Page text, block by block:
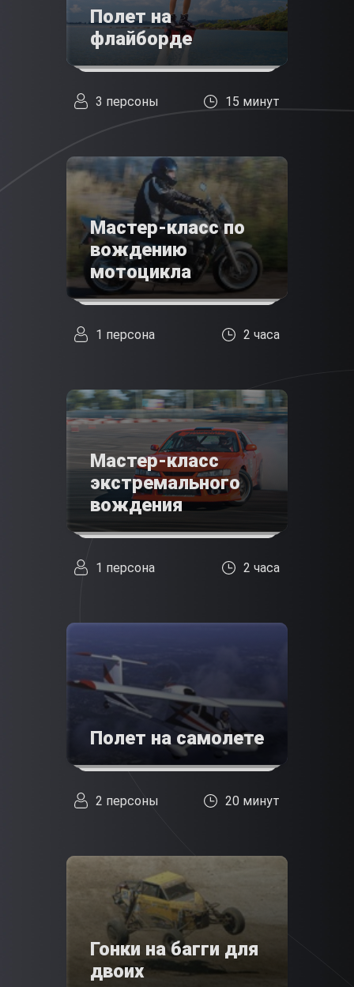
Полет на
флайборде
3 персоны 15 минут
Мастер-класс по
вождению
мотоцикла
1 персона 2 часа
Мастер-класс
экстремального
вождения
1 персона 2 часа
Полет на самолете
2 персоны 20 минут
Гонки на багги для
двоих